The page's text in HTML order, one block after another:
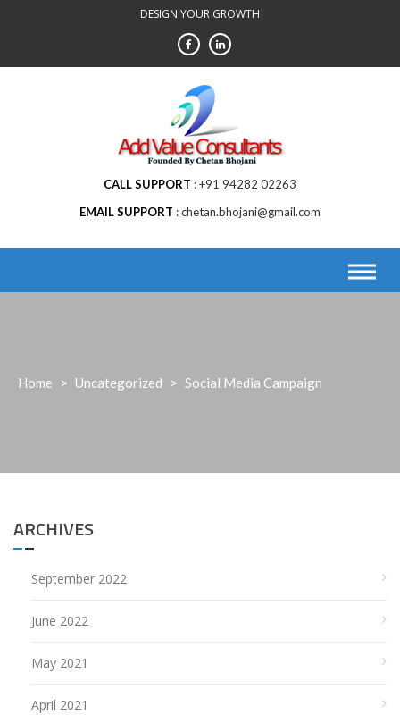
DESIGN YOUR GROWTH
CALL SUPPORT
+91 94282 02263
EMAIL SUPPORT
chetan.bhojani@gmail.com
Home > Uncategorized > Social Media Campaign
ARCHIVES
September 2022
June 2022
May 2021
April 2021